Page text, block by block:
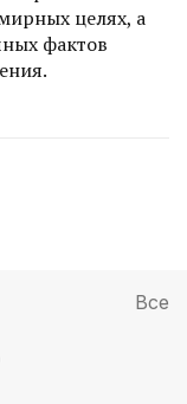
целях, а
фактов
Все